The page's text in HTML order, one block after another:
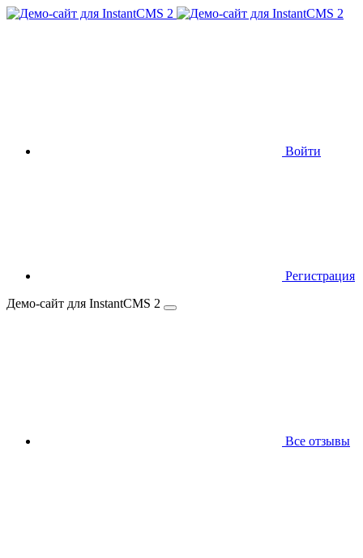
Войти
Регистрация
Демо-сайт для InstantCMS 2
Все отзывы